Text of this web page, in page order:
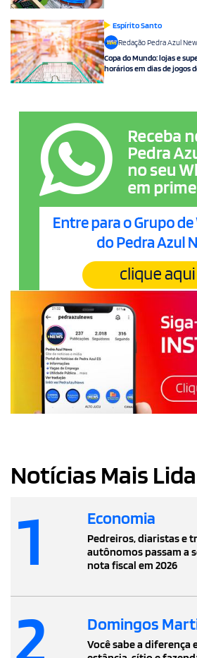
Espírito Santo
Redação Pedra Azul
Copa do Mundo: lojas e
horários em dias de jogos
Notícias Mais
1 Economia
Pedreiros, diaristas e
autônomos passam a
nota fiscal em 2026
2 Domingos
Você sabe a diferença